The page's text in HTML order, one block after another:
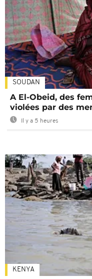
SOUDAN
A El-Obeid, des
violées par des
Il y a 5 heures
KENYA